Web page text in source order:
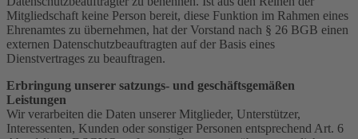
Mitgliedschaft keine Person bereit, diese Funktion im Rahmen eines
Ehrenamtes zu übernehmen, hat der Vorstand nach § 26 BGB einen
externen Datenschutzbeauftragten auf der Basis eines
Dienstvertrages zu beauftragen.
Erbringung unserer satzungs- und geschäftsgemäßen
Leistungen
Wir verarbeiten die Daten unserer Mitglieder, Unterstützer,
Interessenten, Kunden oder sonstiger Personen entsprechend Art. 6